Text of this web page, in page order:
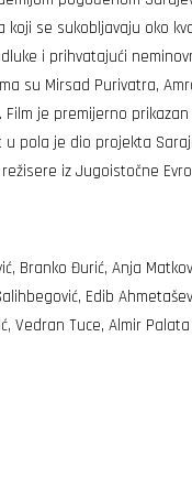
se sukobljavaju oko
i prihvatajući
su Mirsad Purivatra,
je premijerno
pola je dio projekta
iz Jugoistočne
Branko Đurić, Anja
Edib
Vedran Tuce, Almir